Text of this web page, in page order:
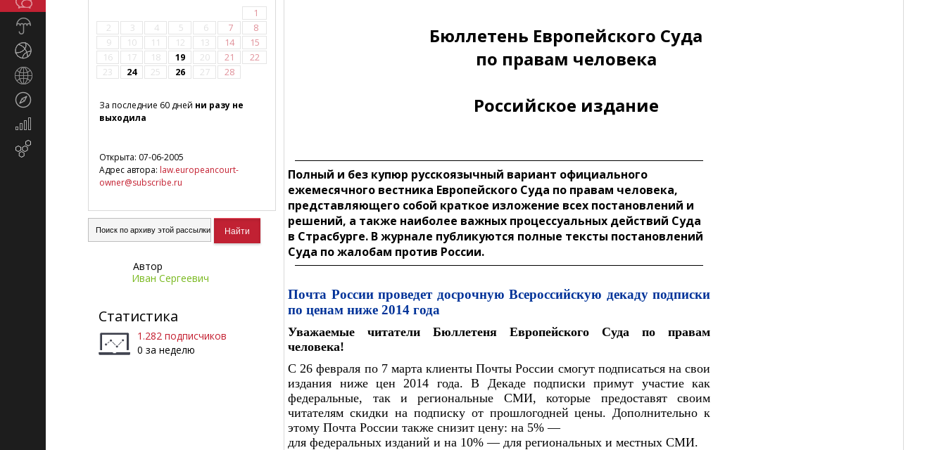
Экономика
маркетинг
1
2
3 4 5 6 7
8
9
10 11 12 13 14
15
16
17 18 19 20 21
22
23
24 25 26 27 28
За последние 60 дней ни разу не
выходила
Открыта: 07-06-2005
Адрес автора: law.europeancourt-
owner@subscribe.ru
Автор
Иван Сергеевич
Статистика
1.282 подписчиков
0 за неделю
Бюллетень Европейского Суда
по правам человека
Российское издание
Полный и без купюр русскоязычный вариант официального
ежемесячного вестника Европейского Суда по правам человека,
представляющего собой краткое изложение всех постановлений и
решений, а также наиболее важных процессуальных действий Суда
в Страсбурге. В журнале публикуются полные тексты постановлений
Суда по жалобам против России.
Почта России проведет досрочную Всероссийскую декаду подписки
по ценам ниже 2014 года
Уважаемые читатели Бюллетеня Европейского Суда по правам
человека!
С 26 февраля по 7 марта клиенты Почты России смогут подписаться на свои
издания ниже цен 2014 года. В Декаде подписки примут участие как
федеральные, так и региональные СМИ, которые предоставят своим
читателям скидки на подписку от прошлогодней цены. Дополнительно к
этому Почта России также снизит цену: на 5% —
для федеральных изданий и на 10% — для региональных и местных СМИ.